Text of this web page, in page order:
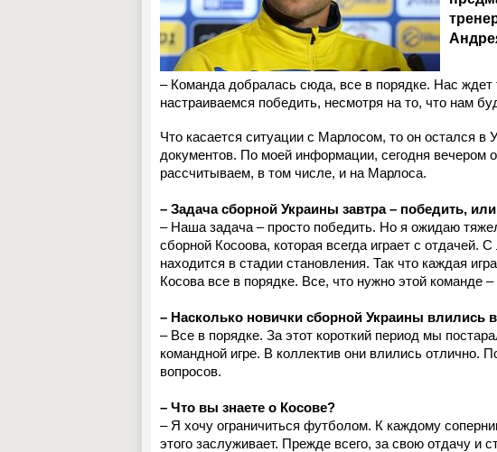
– Команда добралась сюда, все в порядке. Нас
настраиваемся победить, несмотря на то, что нам
Что касается ситуации с Марлосом, то он остался
документов. По моей информации, сегодня вечером
рассчитываем, в том числе, и на Марлоса.
– Задача сборной Украины завтра – победить,
– Наша задача – просто победить. Но я ожидаю
сборной Косоова, которая всегда играет с
находится в стадии становления. Так что каждая
Косова все в порядке. Все, что нужно этой команде –
– Насколько новички сборной Украины влились
– Все в порядке. За этот короткий период мы
командной игре. В коллектив они влились отлично.
вопросов.
– Что вы знаете о Косове?
– Я хочу ограничиться футболом. К каждому
этого заслуживает. Прежде всего, за свою отдачу и